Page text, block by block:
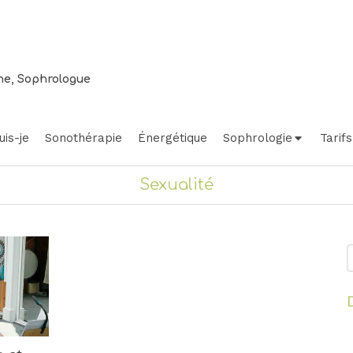
Sophrologue
je Sonothérapie Énergétique Sophrologie Tarifs
Sexualité